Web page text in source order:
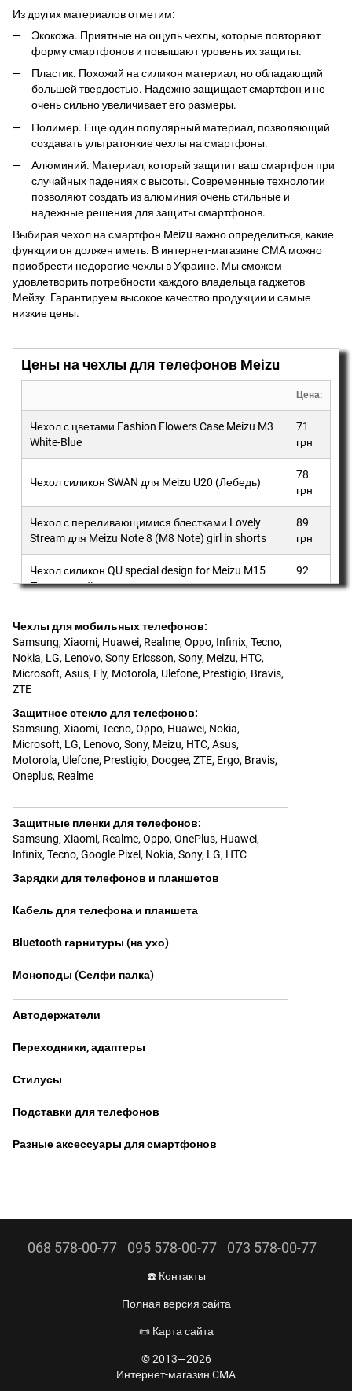
Из других материалов отметим:
Экокожа. Приятные на ощупь чехлы, которые повторяют
форму смартфонов и повышают уровень их защиты.
Пластик. Похожий на силикон материал, но обладающий
большей твердостью. Надежно защищает смартфон и не
очень сильно увеличивает его размеры.
Полимер. Еще один популярный материал, позволяющий
создавать ультратонкие чехлы на смартфоны.
Алюминий. Материал, который защитит ваш смартфон при
случайных падениях с высоты. Современные технологии
позволяют создать из алюминия очень стильные и
надежные решения для защиты смартфонов.
Выбирая чехол на смартфон Meizu важно определиться, какие
функции он должен иметь. В интернет-магазине СМА можно
приобрести недорогие чехлы в Украине. Мы сможем
удовлетворить потребности каждого владельца гаджетов
Мейзу. Гарантируем высокое качество продукции и самые
низкие цены.
Цены на чехлы для телефонов Meizu
Цена:
Чехол с цветами Fashion Flowers Case Meizu M3
White-Blue
71
грн
Чехол силикон SWAN для Meizu U20 (Лебедь)
78
грн
Чехол с переливающимися блестками Lovely
Stream для Meizu Note 8 (M8 Note) girl in shorts
89
грн
Чехол силикон QU special design for Meizu M15
Прозрачный
92
грн
Чехлы для мобильных телефонов:
Samsung,Xiaomi, Huawei, Realme,Oppo, Infinix,Tecno,
Nokia, LG, Lenovo,Sony Ericsson, Sony, Meizu, HTC,
Microsoft,Asus, Fly, Motorola, Ulefone, Prestigio, Bravis,
ZTE
Защитное стекло для телефонов:
Samsung,Xiaomi,Tecno,Oppo, Huawei, Nokia,
Microsoft, LG, Lenovo,Sony, Meizu, HTC,Asus,
Motorola, Ulefone, Prestigio, Doogee,ZTE, Ergo, Bravis,
Oneplus, Realme
Защитные пленки для телефонов:
Samsung,Xiaomi, Realme,Oppo,OnePlus, Huawei,
Infinix,Tecno,Google Pixel, Nokia,Sony, LG, HTC
Зарядки для телефонов и планшетов
Кабель для телефона и планшета
Bluetooth гарнитуры (на ухо)
Моноподы (Селфи палка)
Автодержатели
Переходники, адаптеры
Стилусы
Подставки для телефонов
Разные аксессуары для смартфонов
068 578-00-77 095 578-00-77 073 578-00-77
☎️ Контакты
Полная версия сайта
📜 Карта сайта
© 2013—2026
Интернет-магазин CMA